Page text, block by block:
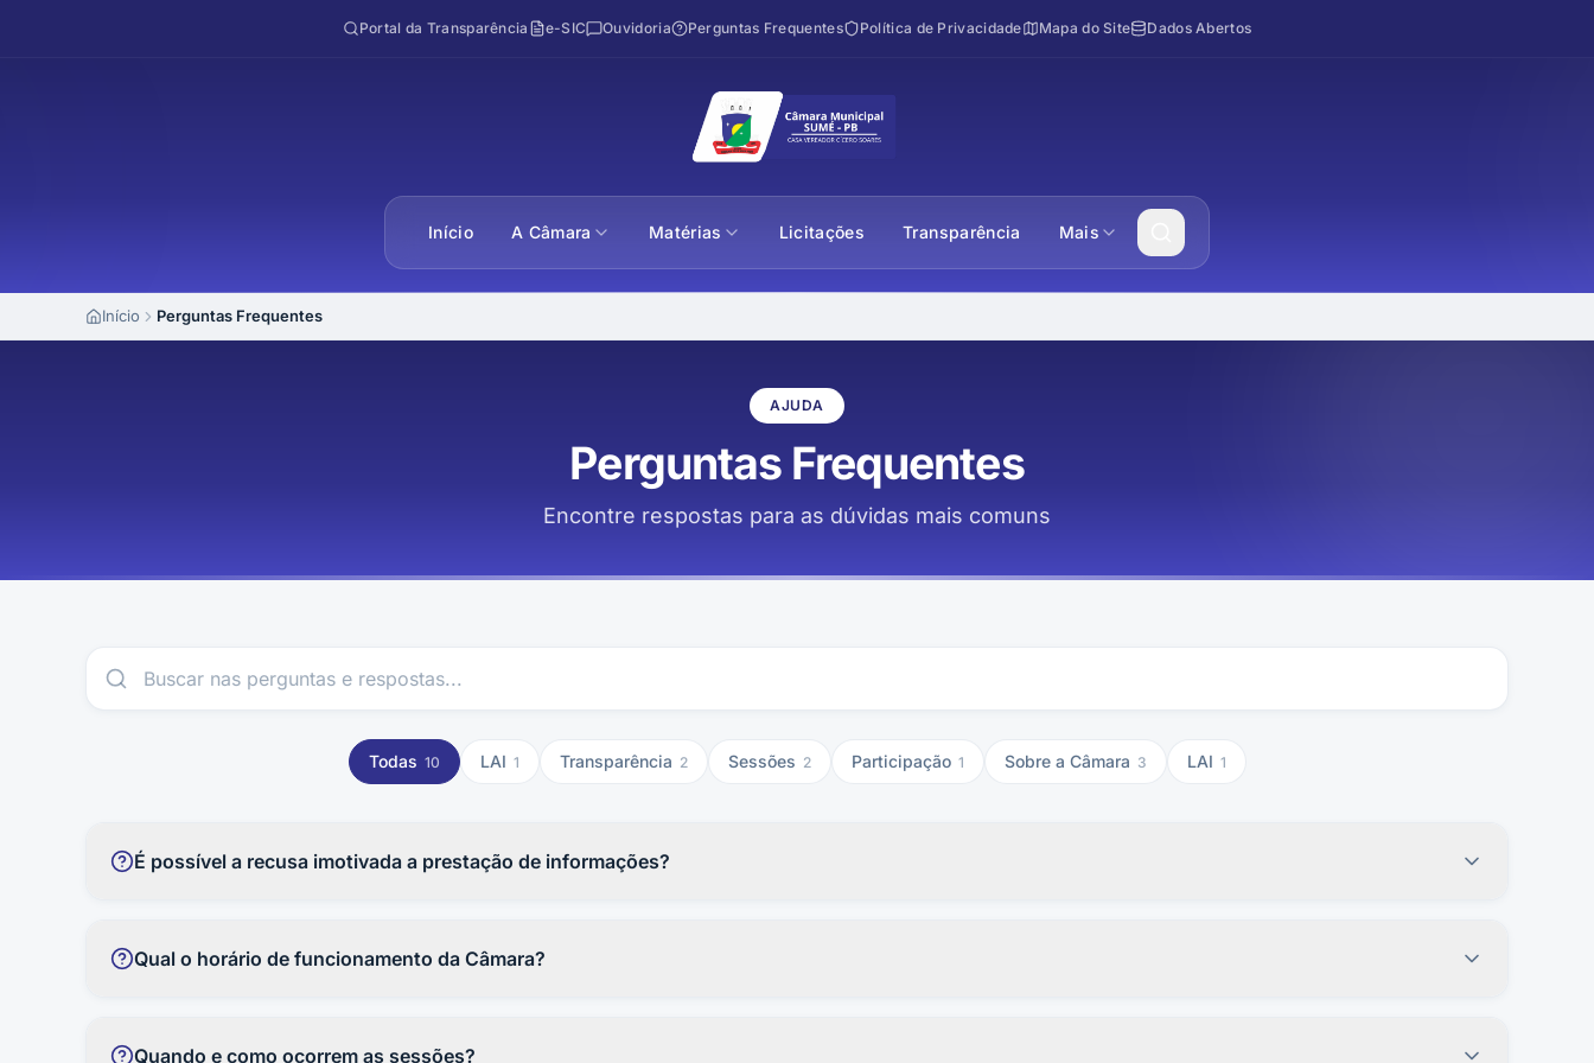
Portal da Transparência e-SIC Ouvidoria Perguntas Frequentes Política de Privacidade Mapa do Site Dados Abertos
Início A Câmara Matérias Licitações Transparência Mais
Início Perguntas Frequentes
AJUDA
Perguntas Frequentes
Encontre respostas para as dúvidas mais comuns
Todas 10 LAI 1 Transparência 2 Sessões 2 Participação 1 Sobre a Câmara 3 LAI 1
É possível a recusa imotivada a prestação de informações?
Qual o horário de funcionamento da Câmara?
Quando e como ocorrem as sessões?